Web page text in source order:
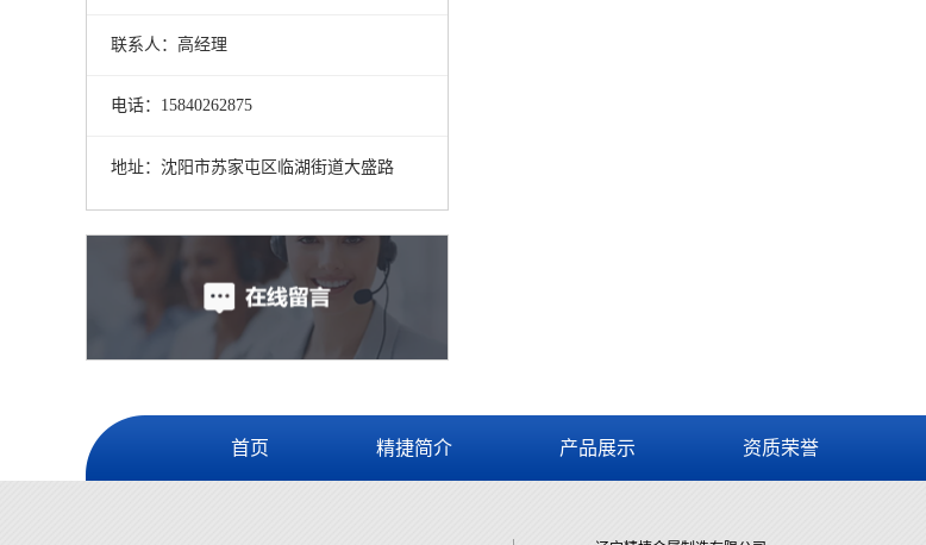
联系人：高经理
电话：15840262875
地址：沈阳市苏家屯区临湖街道大盛路
首页 精捷简介 产品展示 资质荣誉